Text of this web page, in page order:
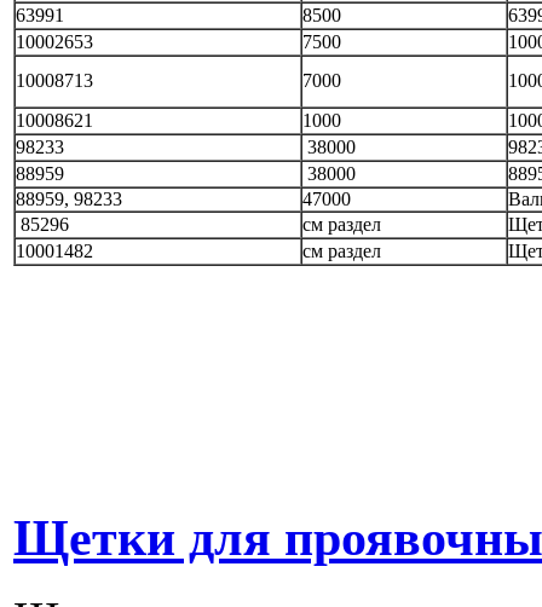
63991
8500
10002653
7500
10008713
7000
10008621
1000
98233
38000
88959
38000
88959, 98233
47000
85296
см раздел
10001482
см раздел
Щетки для